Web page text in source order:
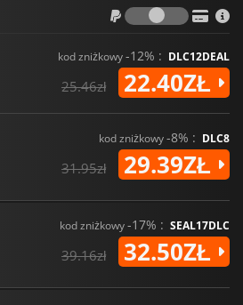
Opłaty
kod zniżkowy-12% : DLC12DEAL
25.46zł 22.40ZŁ
kod zniżkowy-8% : DLC8
31.95zł 29.39ZŁ
kod zniżkowy-17% : SEAL17DLC
39.16zł 32.50ZŁ